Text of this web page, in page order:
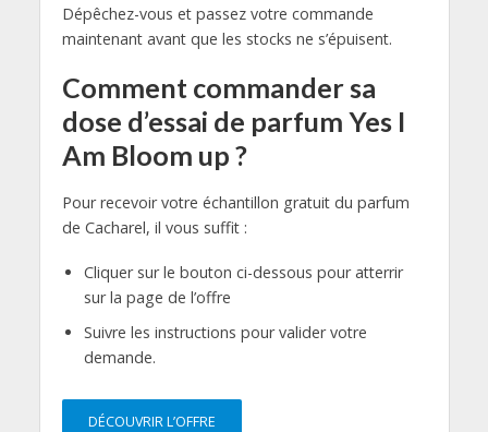
Dépêchez-vous et passez votre commande
maintenant avant que les stocks ne s’épuisent.
Comment commander sa
dose d’essai de parfum Yes I
Am Bloom up ?
Pour recevoir votre échantillon gratuit du parfum
de Cacharel, il vous suffit :
Cliquer sur le bouton ci-dessous pour atterrir
sur la page de l’offre
Suivre les instructions pour valider votre
demande.
DÉCOUVRIR L’OFFRE